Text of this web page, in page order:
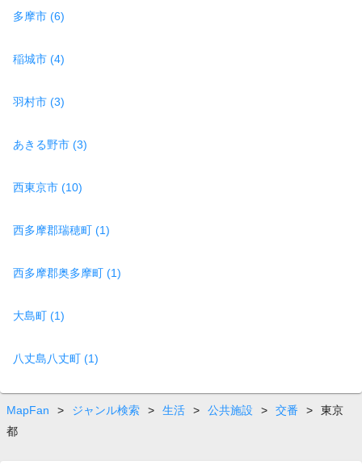
多摩市 (6)
稲城市 (4)
羽村市 (3)
あきる野市 (3)
西東京市 (10)
西多摩郡瑞穂町 (1)
西多摩郡奥多摩町 (1)
大島町 (1)
八丈島八丈町 (1)
MapFan > ジャンル検索 > 生活 > 公共施設 > 交番 >
東京
都